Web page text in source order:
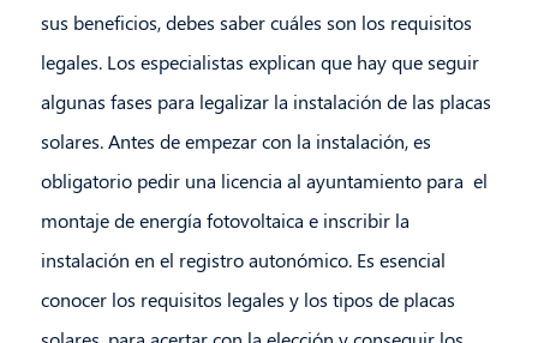
sus beneficios, debes saber cuáles son los requisitos
legales. Los especialistas explican que hay que seguir
algunas fases para legalizar la instalación de las placas
solares. Antes de empezar con la instalación, es
obligatorio pedir una licencia al ayuntamiento para el
montaje de energía fotovoltaica e inscribir la
instalación en el registro autonómico. Es esencial
conocer los requisitos legales y los tipos de placas